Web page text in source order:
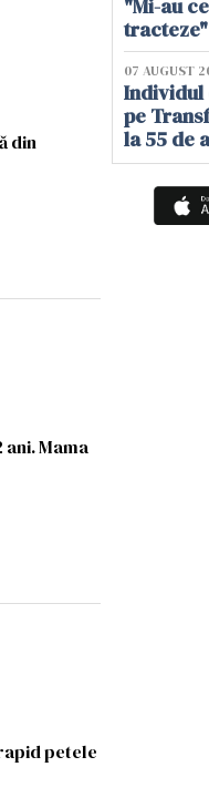
din
Mama
petele
"Mi-au
tracteze"
07 AUGUST
Individul
pe
la 55 de